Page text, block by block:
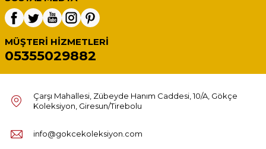
MÜŞTERI HIZMETLERI
05355029882
Çarşı Mahallesi, Zübeyde Hanım Caddesi, 10/A, Gökçe
Koleksiyon, Giresun/Tirebolu
info@gokcekoleksiyon.com